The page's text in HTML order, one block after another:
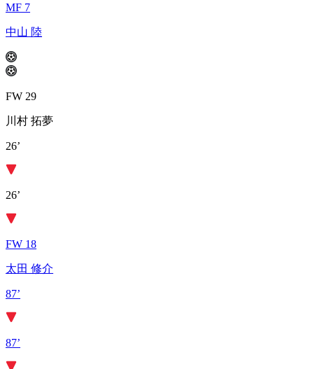
MF 7
中山 陸
FW 29
川村 拓夢
26’
26’
FW 18
太田 修介
87’
87’